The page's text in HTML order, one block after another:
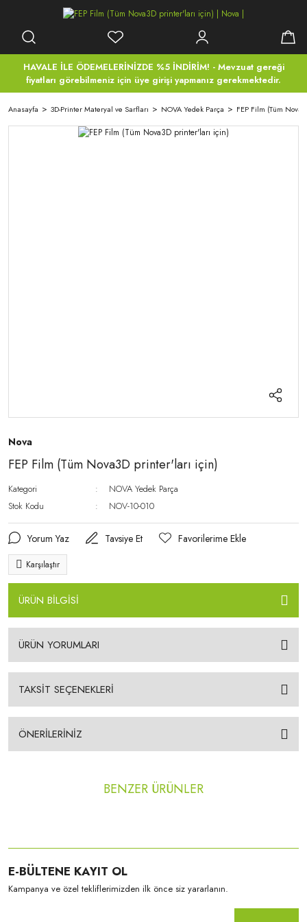
HAVALE İLE ÖDEMELERİNİZDE %5 İNDİRİM! - Mevzuat gereği
fiyatları görebilmeniz için üye girişi yapmanız gerekmektedir.
Anasayfa 3D-Printer Materyal ve Sarfları NOVA Yedek Parça FEP Film (Tüm
Nova
FEP Film (Tüm Nova3D printer'ları için)
Kategori
NOVA Yedek Parça
Stok Kodu
NOV-10-010
Yorum Yaz Tavsiye Et
Karşılaştır
ÜRÜN BİLGİSİ
ÜRÜN YORUMLARI
TAKSİT SEÇENEKLERİ
ÖNERİLERİNİZ
BENZER ÜRÜNLER
E-BÜLTENE KAYIT OL
Kampanya ve özel tekliflerimizden ilk önce siz yararlanın.